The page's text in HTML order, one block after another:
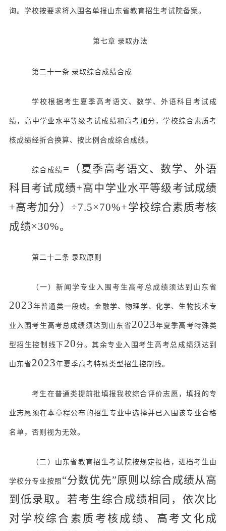
询。学校按要求将入围名单报山东省教育招生考试院备案。
第七章 录取办法
第二十一条 录取综合成绩合成
学校根据考生夏季高考语文、数学、外语科目考试成
绩，高中学业水平等级考试成绩和高考加分，学校综合素质考
核成绩经折合换算、按比例合成综合成绩。
综合成绩 =（夏季高考语文、数学、外语
科目考试成绩+高中学业水平等级考试成绩
+高考加分）÷7.5×70%+学校综合素质考核
成绩×30%。
第二十二条 录取原则
（一）新闻学专业入围考生高考总成绩须达到山东省
2023年普通类一段线。金融学、物理学、化学、生物技术专
业入围考生高考总成绩须达到山东省 2023年夏季高考特殊类
型招生控制线下 20分。其余专业入围考生高考总成绩须达到
山东省 2023年夏季高考特殊类型招生控制线。
考生在普通类提前批填报我校综合评价志愿，填报的专
业志愿须在本章程公布的招生专业中选择并已入围该专业合格
名单，否则视为无效。
（二）山东省教育招生考试院按规定投档，进档考生由
学校分专业按照 “分数优先”原则以综合成绩从高
到低录取。若考生综合成绩相同，依次比
对学校综合素质考核成绩、高考文化成